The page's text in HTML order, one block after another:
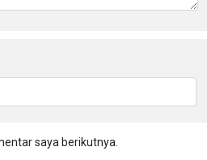
saya berikutnya.